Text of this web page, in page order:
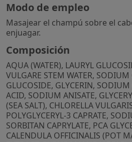
Modo de empleo
Masajear el champú sobre el
enjuagar.
Composición
AQUA (WATER), LAURYL
VULGARE STEM WATER,
GLUCOSIDE, GLYCERIN,
ACID, SODIUM ANISATE,
(SEA SALT), CHLORELLA
POLYGLYCERYL-3 CAPRATE,
SORBITAN CAPRYLATE, PCA
CALENDULA OFFICINALIS (POT